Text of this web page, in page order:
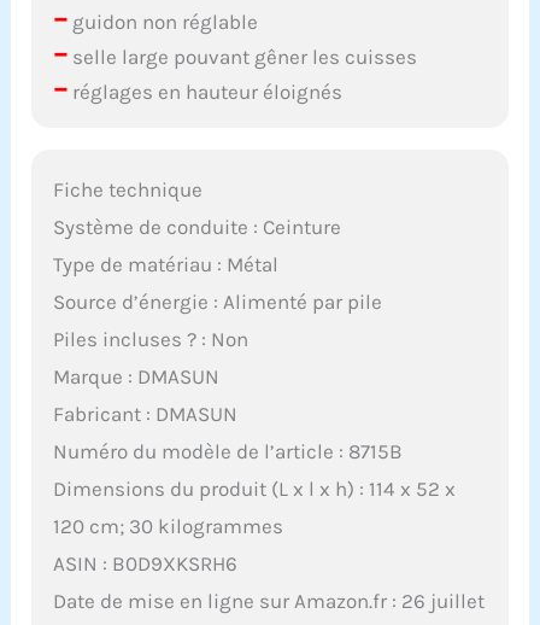
– guidon non réglable
– selle large pouvant gêner les cuisses
– réglages en hauteur éloignés
Fiche technique
Système de conduite : Ceinture
Type de matériau : Métal
Source d’énergie : Alimenté par pile
Piles incluses ? : Non
Marque : DMASUN
Fabricant : DMASUN
Numéro du modèle de l’article : 8715B
Dimensions du produit (L x l x h) : 114 x 52 x
120 cm; 30 kilogrammes
ASIN : B0D9XKSRH6
Date de mise en ligne sur Amazon.fr : 26 juillet